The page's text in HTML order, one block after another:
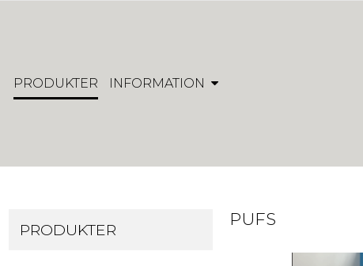
PRODUKTER INFORMATION
PRODUKTER
PUFS